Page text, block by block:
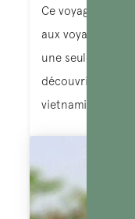
Ce voyage au
aux voyageurs
une seule région
découvrir les
vietnamienne.